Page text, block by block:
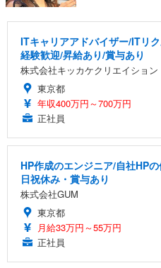
ITキャリアアドバイザー/ITリ
経験歓迎/昇給あり/賞与あり
株式会社キッカケクリエイション
東京都
年収400万円～700万円
正社員
HP作成のエンジニア/自社HP
日祝休み・賞与あり
株式会社GUM
東京都
月給33万円～55万円
正社員